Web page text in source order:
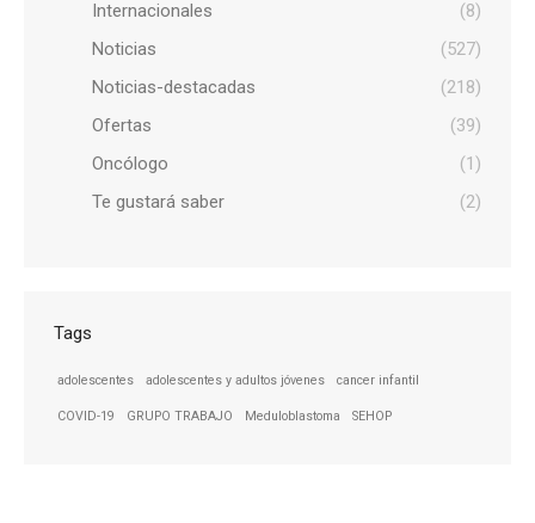
Internacionales
(8)
Noticias
(527)
Noticias-destacadas
(218)
Ofertas
(39)
Oncólogo
(1)
Te gustará saber
(2)
Tags
adolescentes adolescentes y adultos jóvenes cancer infantil
COVID-19 GRUPO TRABAJO Meduloblastoma SEHOP